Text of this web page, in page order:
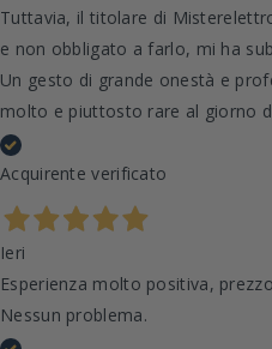
Tuttavia, il titolare di
e non obbligato a farlo, mi ha
Un gesto di grande onestà e
molto e piuttosto rare al giorno
Acquirente verificato
Ieri
Esperienza molto positiva,
Nessun problema.